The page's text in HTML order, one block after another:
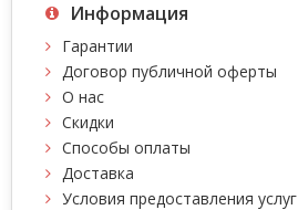
Информация
Гарантии
Договор публичной оферты
О нас
Скидки
Способы оплаты
Доставка
Условия предоставления услуг